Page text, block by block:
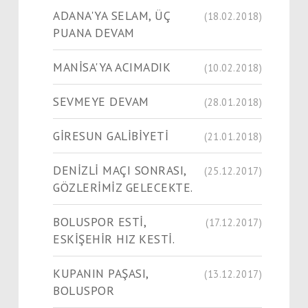
ADANA'YA SELAM, ÜÇ
PUANA DEVAM
(18.02.2018)
MANİSA'YA ACIMADIK (10.02.2018)
SEVMEYE DEVAM (28.01.2018)
GİRESUN GALİBİYETİ (21.01.2018)
DENİZLİ MAÇI SONRASI,
GÖZLERİMİZ GELECEKTE.
(25.12.2017)
BOLUSPOR ESTİ,
ESKİŞEHİR HIZ KESTİ.
(17.12.2017)
KUPANIN PAŞASI,
BOLUSPOR
(13.12.2017)